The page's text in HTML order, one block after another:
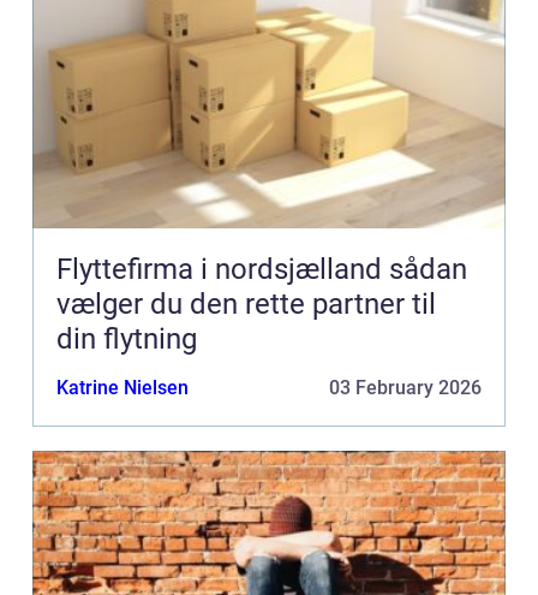
Flyttefirma i nordsjælland sådan
vælger du den rette partner til
din flytning
Katrine Nielsen 03 February 2026